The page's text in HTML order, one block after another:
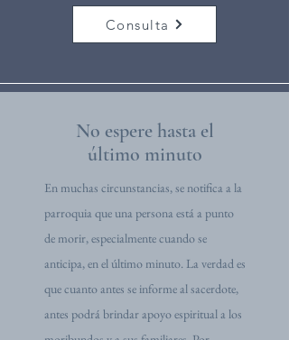
Consulta
No espere hasta el
último minuto
En muchas circunstancias, se notifica a la
parroquia que una persona está a punto
de morir, especialmente cuando se
anticipa, en el último minuto. La verdad es
que cuanto antes se informe al sacerdote,
antes podrá brindar apoyo espiritual a los